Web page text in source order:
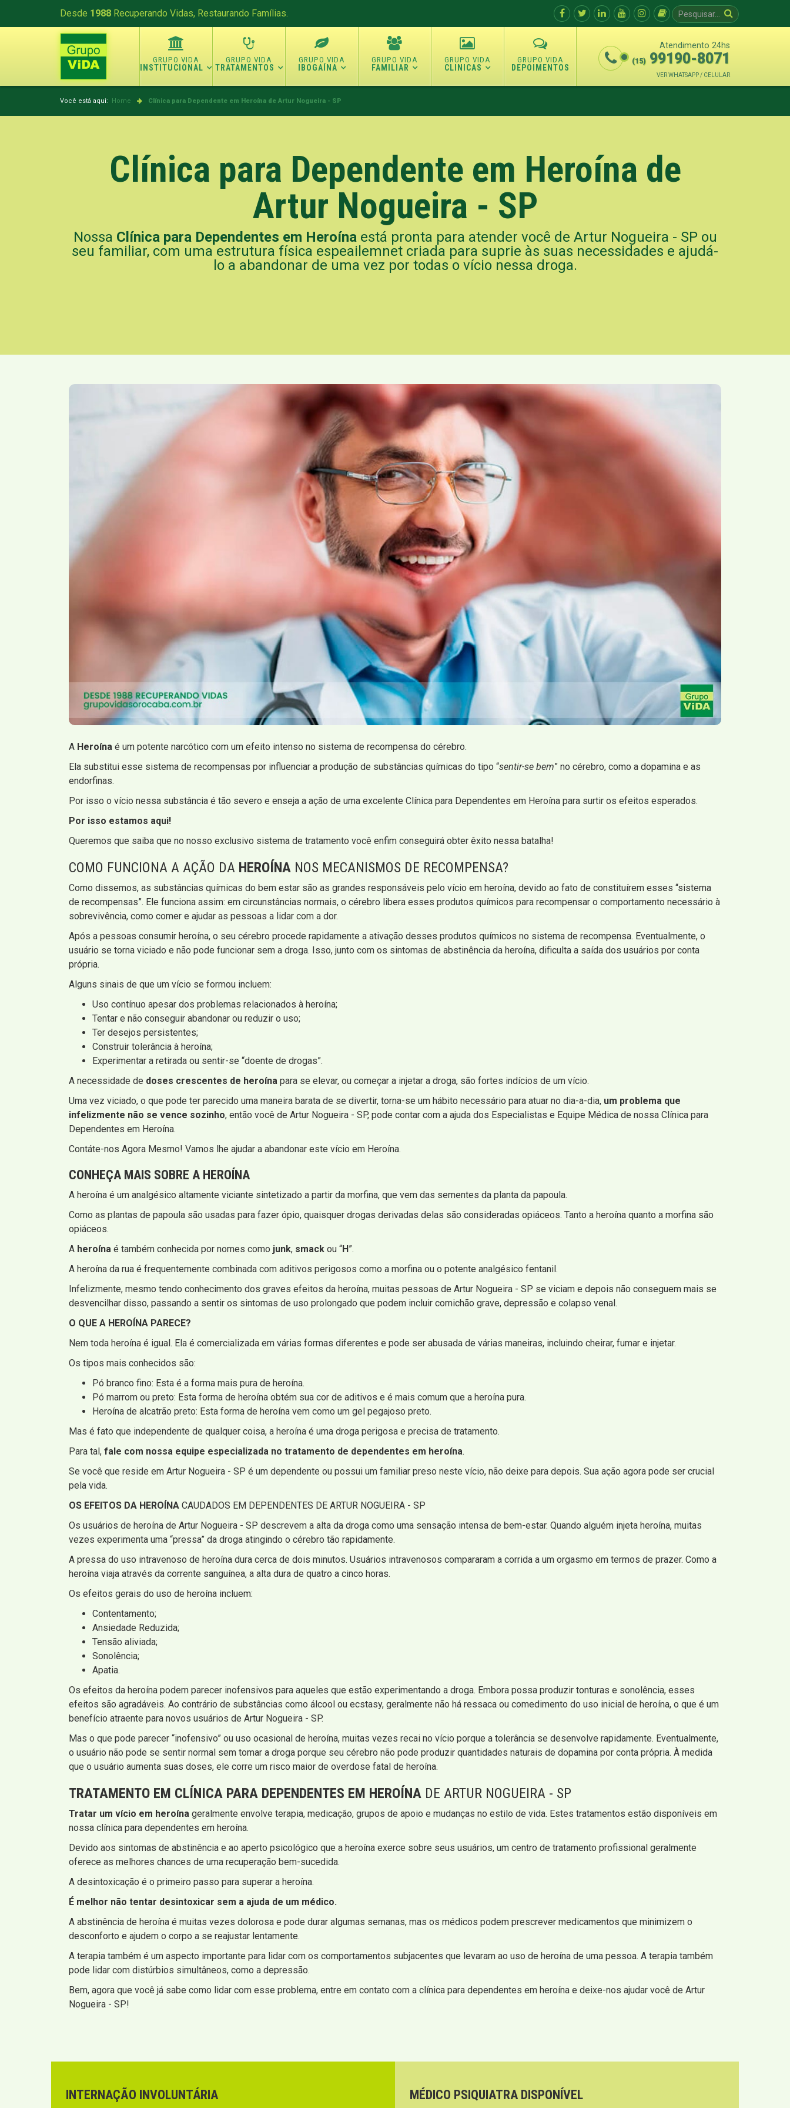
Desde 1988 Recuperando Vidas, Restaurando Famílias.
INSTITUCIONAL TRATAMENTOS IBOGAÍNA FAMILIAR CLINICAS DEPOIMENTOS
Atendimento 24hs
(15) 99190-8071
VER WHATSAPP / CELULAR
Você está aqui: Home Clínica para Dependente em Heroína de Artur Nogueira - SP
Clínica para Dependente em Heroína de
Artur Nogueira - SP
Nossa Clínica para Dependentes em Heroínaestá pronta para atender você de Artur Nogueira - SP ou
seu familiar, com uma estrutura física espeailemnet criada para suprie às suas necessidades e ajudá-
lo a abandonar de uma vez por todas o vício nessa droga.
A Heroína é um potente narcótico com um efeito intenso no sistema de recompensa do cérebro.
Ela substitui esse sistema de recompensas por influenciar a produção de substâncias químicas do tipo “sentir-se bem” no cérebro, como a dopamina e as
endorfinas.
Por isso o vício nessa substância é tão severo e enseja a ação de uma excelente Clínica para Dependentes em Heroína para surtir os efeitos esperados.
Por isso estamos aqui!
Queremos que saiba que no nosso exclusivo sistema de tratamento você enfim conseguirá obter êxito nessa batalha!
COMO FUNCIONA A AÇÃO DA HEROÍNA NOS MECANISMOS DE RECOMPENSA?
Como dissemos, as substâncias químicas do bem estar são as grandes responsáveis pelo vício em heroína, devido ao fato de constituírem esses “sistema
de recompensas”. Ele funciona assim: em circunstâncias normais, o cérebro libera esses produtos químicos para recompensar o comportamento necessário à
sobrevivência, como comer e ajudar as pessoas a lidar com a dor.
Após a pessoas consumir heroína, o seu cérebro procede rapidamente a ativação desses produtos químicos no sistema de recompensa. Eventualmente, o
usuário se torna viciado e não pode funcionar sem a droga. Isso, junto com os sintomas de abstinência da heroína, dificulta a saída dos usuários por conta
própria.
Alguns sinais de que um vício se formou incluem:
Uso contínuo apesar dos problemas relacionados à heroína;
Tentar e não conseguir abandonar ou reduzir o uso;
Ter desejos persistentes;
Construir tolerância à heroína;
Experimentar a retirada ou sentir-se “doente de drogas”.
A necessidade de doses crescentes de heroína para se elevar, ou começar a injetar a droga, são fortes indícios de um vício.
Uma vez viciado, o que pode ter parecido uma maneira barata de se divertir, torna-se um hábito necessário para atuar no dia-a-dia, um problema que
infelizmente não se vence sozinho, então você de Artur Nogueira - SP, pode contar com a ajuda dos Especialistas e Equipe Médica de nossa Clínica para
Dependentes em Heroína.
Contáte-nos Agora Mesmo! Vamos lhe ajudar a abandonar este vício em Heroína.
CONHEÇA MAIS SOBRE A HEROÍNA
A heroína é um analgésico altamente viciante sintetizado a partir da morfina, que vem das sementes da planta da papoula.
Como as plantas de papoula são usadas para fazer ópio, quaisquer drogas derivadas delas são consideradas opiáceos. Tanto a heroína quanto a morfina são
opiáceos.
A heroína é também conhecida por nomes como junk, smack ou “H”.
A heroína da rua é frequentemente combinada com aditivos perigosos como a morfina ou o potente analgésico fentanil.
Infelizmente, mesmo tendo conhecimento dos graves efeitos da heroína, muitas pessoas de Artur Nogueira - SP se viciam e depois não conseguem mais se
desvencilhar disso, passando a sentir os sintomas de uso prolongado que podem incluir comichão grave, depressão e colapso venal.
O QUE A HEROÍNA PARECE?
Nem toda heroína é igual. Ela é comercializada em várias formas diferentes e pode ser abusada de várias maneiras, incluindo cheirar, fumar e injetar.
Os tipos mais conhecidos são:
Pó branco fino: Esta é a forma mais pura de heroína.
Pó marrom ou preto: Esta forma de heroína obtém sua cor de aditivos e é mais comum que a heroína pura.
Heroína de alcatrão preto: Esta forma de heroína vem como um gel pegajoso preto.
Mas é fato que independente de qualquer coisa, a heroína é uma droga perigosa e precisa de tratamento.
Para tal, fale com nossa equipe especializada no tratamento de dependentes em heroína.
Se você que reside em Artur Nogueira - SP é um dependente ou possui um familiar preso neste vício, não deixe para depois. Sua ação agora pode ser crucial
pela vida.
OS EFEITOS DA HEROÍNA CAUDADOS EM DEPENDENTES DE ARTUR NOGUEIRA - SP
Os usuários de heroína de Artur Nogueira - SP descrevem a alta da droga como uma sensação intensa de bem-estar. Quando alguém injeta heroína, muitas
vezes experimenta uma “pressa” da droga atingindo o cérebro tão rapidamente.
A pressa do uso intravenoso de heroína dura cerca de dois minutos. Usuários intravenosos compararam a corrida a um orgasmo em termos de prazer. Como a
heroína viaja através da corrente sanguínea, a alta dura de quatro a cinco horas.
Os efeitos gerais do uso de heroína incluem:
Contentamento;
Ansiedade Reduzida;
Tensão aliviada;
Sonolência;
Apatia.
Os efeitos da heroína podem parecer inofensivos para aqueles que estão experimentando a droga. Embora possa produzir tonturas e sonolência, esses
efeitos são agradáveis. Ao contrário de substâncias como álcool ou ecstasy, geralmente não há ressaca ou comedimento do uso inicial de heroína, o que é um
benefício atraente para novos usuários de Artur Nogueira - SP.
Mas o que pode parecer “inofensivo” ou uso ocasional de heroína, muitas vezes recai no vício porque a tolerância se desenvolve rapidamente. Eventualmente,
o usuário não pode se sentir normal sem tomar a droga porque seu cérebro não pode produzir quantidades naturais de dopamina por conta própria. À medida
que o usuário aumenta suas doses, ele corre um risco maior de overdose fatal de heroína.
TRATAMENTO EM CLÍNICA PARA DEPENDENTES EM HEROÍNA DE ARTUR NOGUEIRA - SP
Tratar um vício em heroína geralmente envolve terapia, medicação, grupos de apoio e mudanças no estilo de vida. Estes tratamentos estão disponíveis em
nossa clínica para dependentes em heroína.
Devido aos sintomas de abstinência e ao aperto psicológico que a heroína exerce sobre seus usuários, um centro de tratamento profissional geralmente
oferece as melhores chances de uma recuperação bem-sucedida.
A desintoxicação é o primeiro passo para superar a heroína.
É melhor não tentar desintoxicar sem a ajuda de um médico.
A abstinência de heroína é muitas vezes dolorosa e pode durar algumas semanas, mas os médicos podem prescrever medicamentos que minimizem o
desconforto e ajudem o corpo a se reajustar lentamente.
A terapia também é um aspecto importante para lidar com os comportamentos subjacentes que levaram ao uso de heroína de uma pessoa. A terapia também
pode lidar com distúrbios simultâneos, como a depressão.
Bem, agora que você já sabe como lidar com esse problema, entre em contato com a clínica para dependentes em heroína e deixe-nos ajudar você de Artur
Nogueira - SP!
INTERNAÇÃO INVOLUNTÁRIA MÉDICO PSIQUIATRA DISPONÍVEL